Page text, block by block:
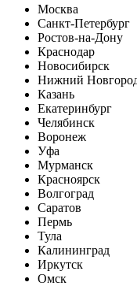
Москва
Санкт-Петербург
Ростов-на-Дону
Краснодар
Новосибирск
Нижний
Казань
Екатеринбург
Челябинск
Воронеж
Уфа
Мурманск
Красноярск
Волгоград
Саратов
Пермь
Тула
Калининград
Иркутск
Омск